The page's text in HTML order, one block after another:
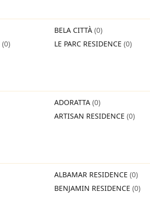
BELA CITTÀ (0)
(0) LE PARC RESIDENCE (0)
ADORATTA (0)
ARTISAN RESIDENCE (0)
ALBAMAR RESIDENCE (0)
BENJAMIN RESIDENCE (0)